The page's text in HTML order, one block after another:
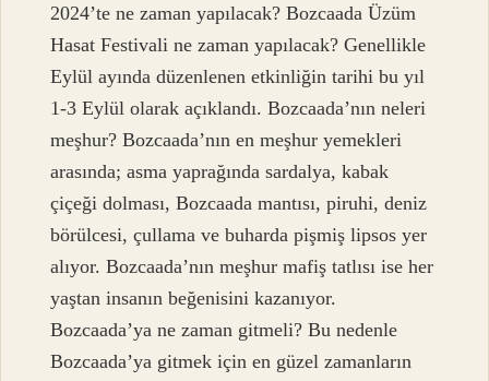
2024’te ne zaman yapılacak? Bozcaada Üzüm
Hasat Festivali ne zaman yapılacak? Genellikle
Eylül ayında düzenlenen etkinliğin tarihi bu yıl
1-3 Eylül olarak açıklandı. Bozcaada’nın neleri
meşhur? Bozcaada’nın en meşhur yemekleri
arasında; asma yaprağında sardalya, kabak
çiçeği dolması, Bozcaada mantısı, piruhi, deniz
börülcesi, çullama ve buharda pişmiş lipsos yer
alıyor. Bozcaada’nın meşhur mafiş tatlısı ise her
yaştan insanın beğenisini kazanıyor.
Bozcaada’ya ne zaman gitmeli? Bu nedenle
Bozcaada’ya gitmek için en güzel zamanların